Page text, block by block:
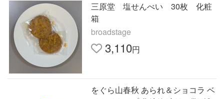
三原堂 塩せんべい 30枚 化粧
箱
broadstage
3,110円
をぐら山春秋 あられ＆ショコラ ベ